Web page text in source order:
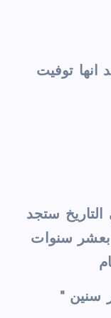
انها توفيت
ستجد
بعشر سنوات